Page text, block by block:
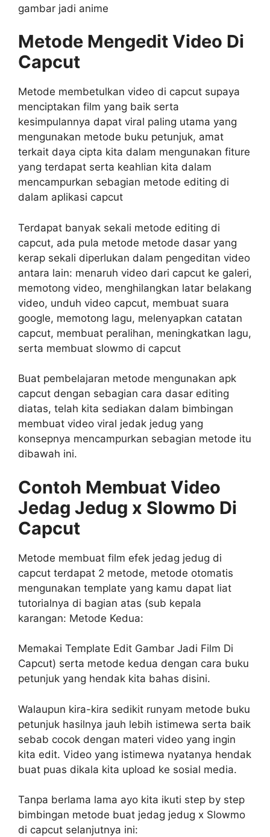
gambar jadi anime
Metode Mengedit Video Di
Capcut
Metode membetulkan video di capcut supaya
menciptakan film yang baik serta
kesimpulannya dapat viral paling utama yang
mengunakan metode buku petunjuk, amat
terkait daya cipta kita dalam mengunakan fiture
yang terdapat serta keahlian kita dalam
mencampurkan sebagian metode editing di
dalam aplikasi capcut
Terdapat banyak sekali metode editing di
capcut, ada pula metode metode dasar yang
kerap sekali diperlukan dalam pengeditan video
antara lain: menaruh video dari capcut ke galeri,
memotong video, menghilangkan latar belakang
video, unduh video capcut, membuat suara
google, memotong lagu, melenyapkan catatan
capcut, membuat peralihan, meningkatkan lagu,
serta membuat slowmo di capcut
Buat pembelajaran metode mengunakan apk
capcut dengan sebagian cara dasar editing
diatas, telah kita sediakan dalam bimbingan
membuat video viral jedak jedug yang
konsepnya mencampurkan sebagian metode itu
dibawah ini.
Contoh Membuat Video
Jedag Jedug x Slowmo Di
Capcut
Metode membuat film efek jedag jedug di
capcut terdapat 2 metode, metode otomatis
mengunakan template yang kamu dapat liat
tutorialnya di bagian atas (sub kepala
karangan: Metode Kedua:
Memakai Template Edit Gambar Jadi Film Di
Capcut) serta metode kedua dengan cara buku
petunjuk yang hendak kita bahas disini.
Walaupun kira-kira sedikit runyam metode buku
petunjuk hasilnya jauh lebih istimewa serta baik
sebab cocok dengan materi video yang ingin
kita edit. Video yang istimewa nyatanya hendak
buat puas dikala kita upload ke sosial media.
Tanpa berlama lama ayo kita ikuti step by step
bimbingan metode buat jedag jedug x Slowmo
di capcut selanjutnya ini: